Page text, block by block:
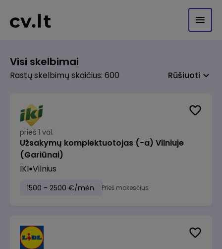
Visi skelbimai
Rastų skelbimų skaičius: 600 Rūšiuoti
prieš 1 val.
Užsakymų komplektuotojas (-a) Vilniuje
(Gariūnai)
IKI Vilnius
1500 - 2500 €/mėn. Prieš mokesčius